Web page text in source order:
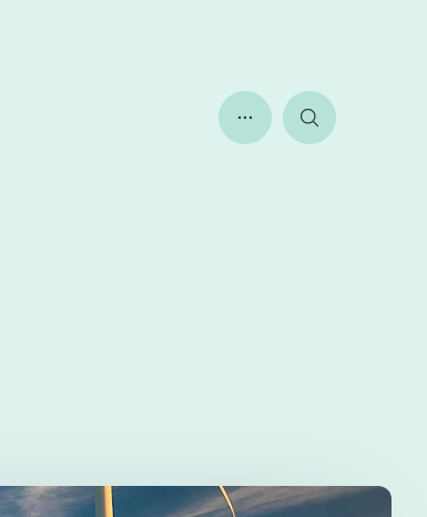
Toon meer menu
Zoeken